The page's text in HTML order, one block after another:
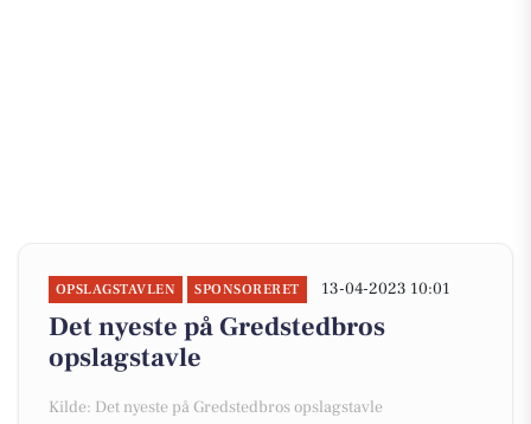
OPSLAGSTAVLEN SPONSORERET 13-04-2023 10:01
Det nyeste på Gredstedbros
opslagstavle
Kilde: Det nyeste på Gredstedbros opslagstavle